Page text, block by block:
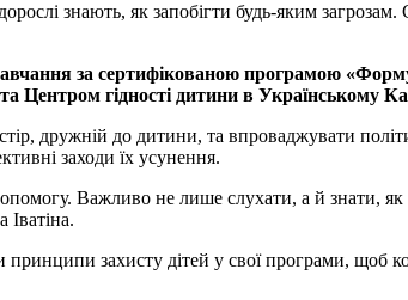
знають, як запобігти будь-яким
за сертифікованою програмою
Центром гідності дитини в Українському
дружній до дитини, та впроваджувати
заходи їх усунення.
допомогу. Важливо не лише слухати, а й
захисту дітей у свої програми, щоб